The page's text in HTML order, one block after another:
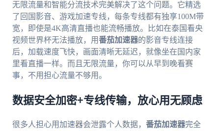
无限流量和智能分流技术完美解决了这个问题。它精选
了回国影音、游戏加速专线，每条专线都有独享100M带
宽，即使是4K高清直播也能流畅播放。比如在泰国看央
视频世界杯无法播放，用番茄加速器的影音专线连接
后，加载速度飞快，画面清晰无延迟，就像坐在国内家
里看直播一样。而且无限流量，你可以从早到晚看赛
事，不用担心流量不够用。
数据安全加密+专线传输，放心用无顾虑
很多人担心用加速器会泄露个人数据， 番茄加速器完全